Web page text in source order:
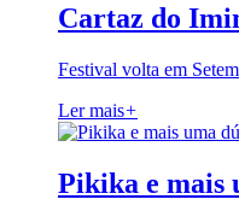
Cartaz do
Festival volta em
Ler mais+
Pikika e mais